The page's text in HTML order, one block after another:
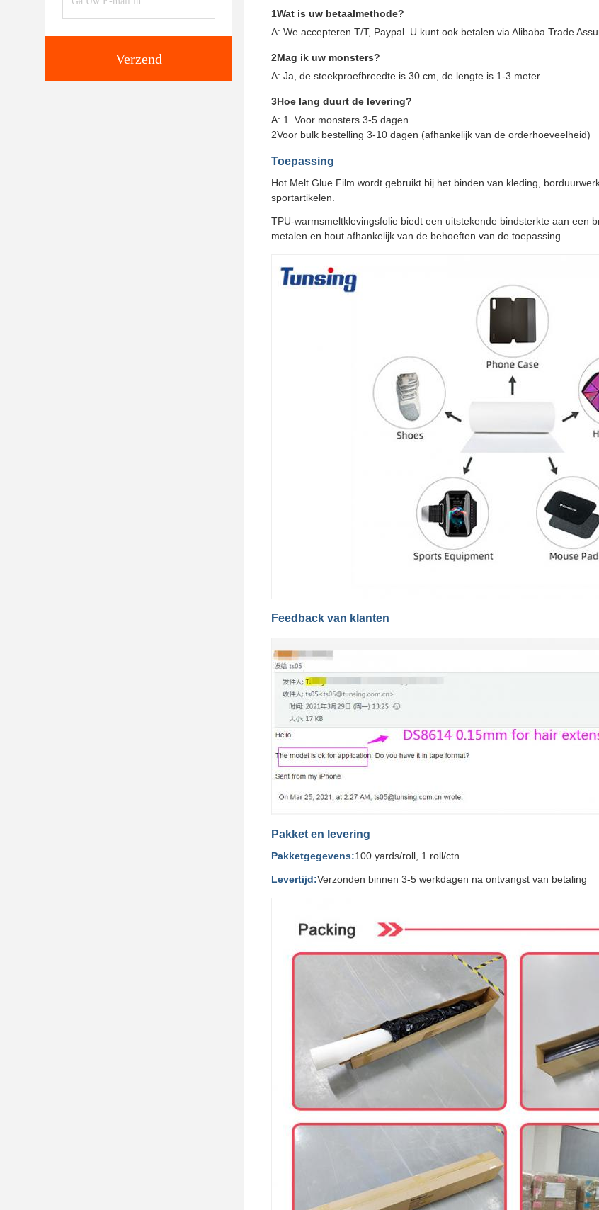
Verzend
1Wat is uw betaalmethode?
A: We accepteren T/T, Paypal. U kunt ook betalen via Alibaba Trade
2Mag ik uw monsters?
A: Ja, de steekproefbreedte is 30 cm, de lengte is 1-3 meter.
3Hoe lang duurt de levering?
A: 1. Voor monsters 3-5 dagen
2Voor bulk bestelling 3-10 dagen (afhankelijk van de orderhoeveelheid)
Toepassing
Hot Melt Glue Film wordt gebruikt bij het binden van kleding,
sportartikelen.
TPU-warmsmeltklevingsfolie biedt een uitstekende bindsterkte aan een
metalen en hout.afhankelijk van de behoeften van de toepassing.
Feedback van klanten
Pakket en levering
Pakketgegevens:100 yards/roll, 1 roll/ctn
Levertijd:Verzonden binnen 3-5 werkdagen na ontvangst van betaling